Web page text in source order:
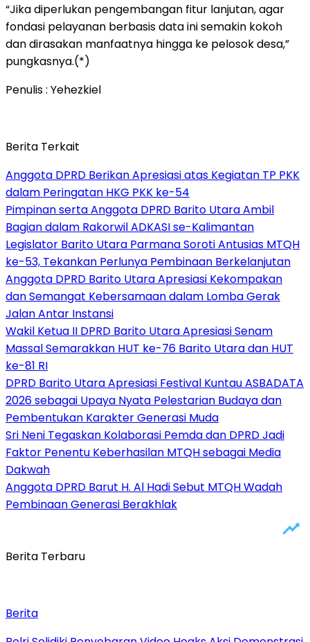
“Jika diperlukan pengembangan fitur lanjutan, agar
fondasi pelayanan berbasis data ini semakin kokoh
dan dirasakan manfaatnya hingga ke pelosok desa,”
pungkasnya.(*)
Penulis : Yehezkiel
Berita Terkait
Anggota DPRD Berikan Apresiasi atas Kegiatan TP PKK
dalam Peringatan HKG PKK ke-54
Pimpinan serta Anggota DPRD Barito Utara Ambil
Bagian dalam Rakorwil ADKASI se-Kalimantan
Legislator Barito Utara Parmana Soroti Antusias MTQH
ke-53, Tekankan Perlunya Pembinaan Berkelanjutan
Anggota DPRD Barito Utara Apresiasi Kekompakan
dan Semangat Kebersamaan dalam Lomba Gerak
Jalan Antar Instansi
Wakil Ketua II DPRD Barito Utara Apresiasi Senam
Massal Semarakkan HUT ke-76 Barito Utara dan HUT
ke-81 RI
DPRD Barito Utara Apresiasi Festival Kuntau ASBADATA
2026 sebagai Upaya Nyata Pelestarian Budaya dan
Pembentukan Karakter Generasi Muda
Sri Neni Tegaskan Kolaborasi Pemda dan DPRD Jadi
Faktor Penentu Keberhasilan MTQH sebagai Media
Dakwah
Anggota DPRD Barut H. Al Hadi Sebut MTQH Wadah
Pembinaan Generasi Berakhlak
Berita Terbaru
Berita